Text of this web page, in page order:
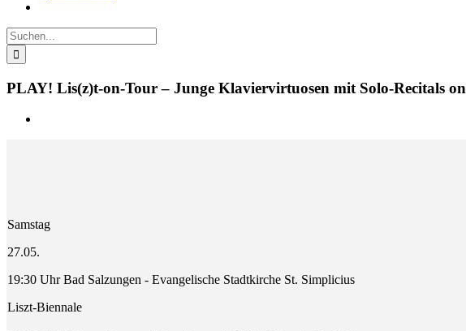
Suche
nach:
PLAY! Lis(z)t-on-Tour – Junge Klaviervirtuosen mit Solo-Recitals
Samstag
27.05.
19:30 Uhr Bad Salzungen - Evangelische Stadtkirche St. Simplicius
Liszt-Biennale